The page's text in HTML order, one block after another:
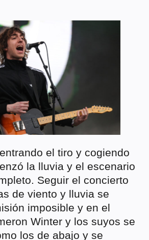
el tiro y cogiendo
la lluvia y el escenario
Seguir el concierto
de viento y lluvia se
imposible y en el
Winter y los suyos se
los de abajo y se